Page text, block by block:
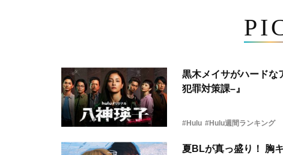
黒木メイサがハードな
犯罪対策課–』
#Hulu #Hulu週間ランキング
夏BLが真っ盛り！ 胸